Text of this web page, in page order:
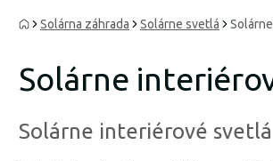
Solárna záhrada Solárne svetlá
Solárne
Solárne interiérové